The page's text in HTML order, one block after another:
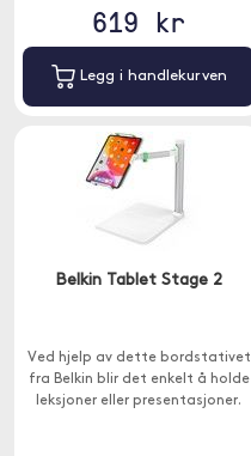
619 kr
Legg i handlekurven
Belkin Tablet Stage 2
Ved hjelp av dette bordstativet
fra Belkin blir det enkelt å holde
leksjoner eller presentasjoner.